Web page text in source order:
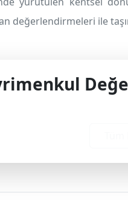
değerlendirmeleri ile